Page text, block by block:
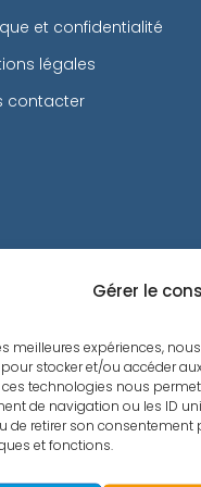
Gérer le
meilleures expériences,
stocker et/ou accéder
technologies nous
de navigation ou les ID
de retirer son
et fonctions.
et confidentialité
légales
contacter